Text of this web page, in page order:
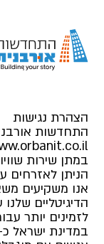
הצהרת נגישות
התחדשות
במתן שירות
הניתן לאזרחים
אנו משקיעים
הדיגיטליים
לזמינים יותר